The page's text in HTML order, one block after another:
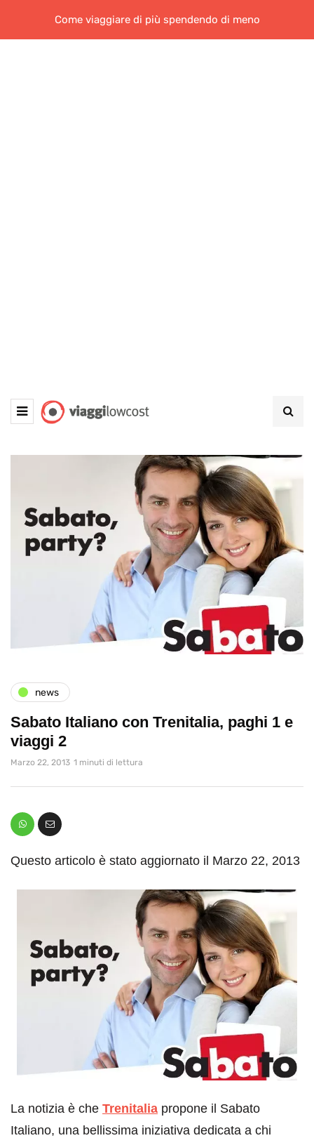
Come viaggiare di più spendendo di meno
news
Sabato Italiano con Trenitalia, paghi 1 e
viaggi 2
Marzo 22, 2013 1 minuti di lettura
Questo articolo è stato aggiornato il Marzo 22, 2013
La notizia è che Trenitalia propone il Sabato
Italiano, una bellissima iniziativa dedicata a chi